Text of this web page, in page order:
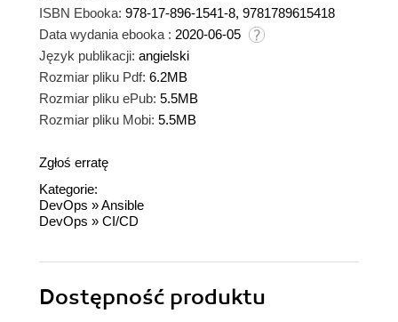
ISBN Ebooka: 978-17-896-1541-8, 9781789615418
Data wydania ebooka : 2020-06-05
Język publikacji: angielski
Rozmiar pliku Pdf: 6.2MB
Rozmiar pliku ePub: 5.5MB
Rozmiar pliku Mobi: 5.5MB
Zgłoś erratę
Kategorie:
DevOps »Ansible
DevOps » CI/CD
Dostępność produktu